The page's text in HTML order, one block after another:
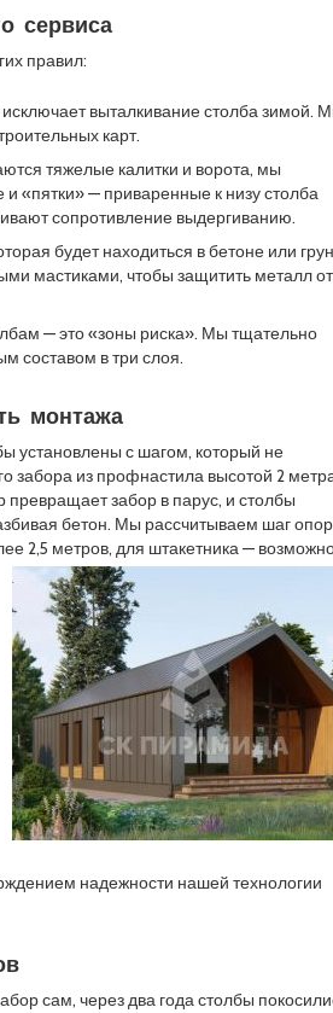
сервиса
правил:
выталкивание столба зимой.
карт.
тяжелые калитки и ворота, мы
«пятки» — приваренные к низу столба
сопротивление выдергиванию.
будет находиться в бетоне или
мастиками, чтобы защитить металл от
— это «зоны риска». Мы тщательно
составом в три слоя.
монтажа
установлены с шагом, который не
забора из профнастила высотой 2
забор в парус, и столбы
бетон. Мы рассчитываем шаг опор
2,5 метров, для штакетника —
надежности нашей технологии
сам, через два года столбы